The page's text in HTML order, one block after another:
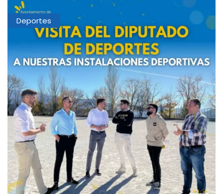
Deportes